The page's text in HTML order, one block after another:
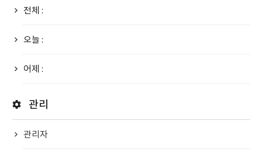
전체 :
오늘 :
어제 :
관리
관리자